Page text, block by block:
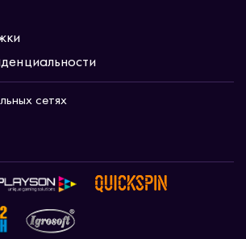
сетях